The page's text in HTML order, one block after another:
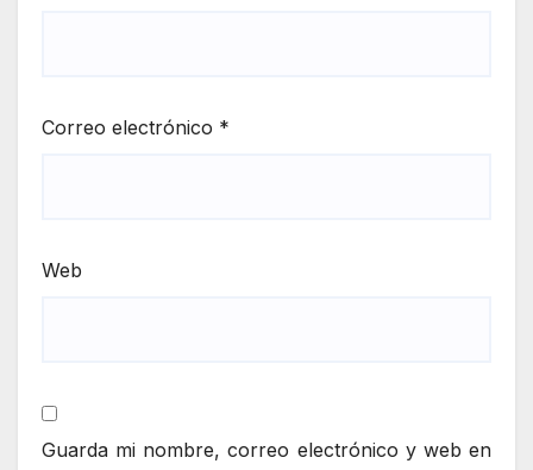
Correo electrónico *
Web
Guarda mi nombre, correo electrónico y web en